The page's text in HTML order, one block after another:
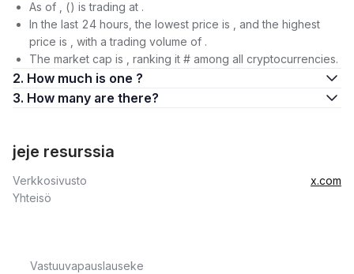
As of , () is trading at .
In the last 24 hours, the lowest price is , and the highest
price is , with a trading volume of .
The market cap is , ranking it # among all cryptocurrencies.
2. How much is one ?
3. How many are there?
jeje resurssia
Verkkosivusto
x.com
Yhteisö
Vastuuvapauslauseke